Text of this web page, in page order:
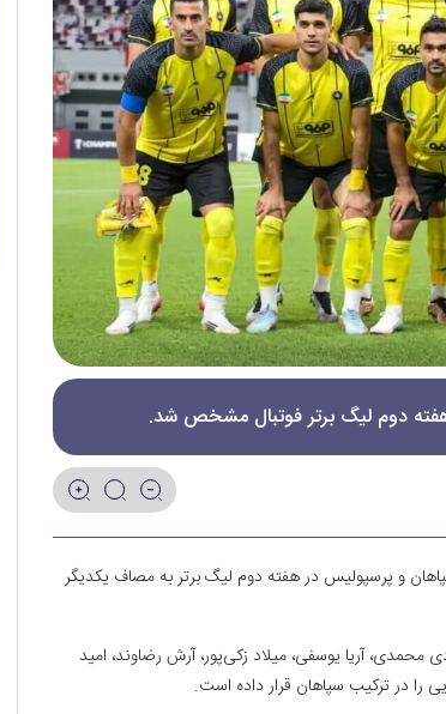
هفته دوم لیگ برتر فوتبال مشخص شد.
و پرسپولیس در هفته دوم لیگ برتر به مصاف یکدیگر
آریا یوسفی، میلاد زکی‌پور، آرش رضاوند، امید
را در ترکیب سپاهان قرار داده است.